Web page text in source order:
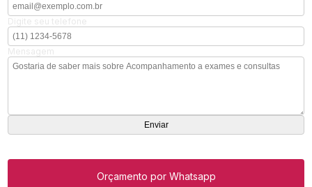
Orçamento por Whatsapp